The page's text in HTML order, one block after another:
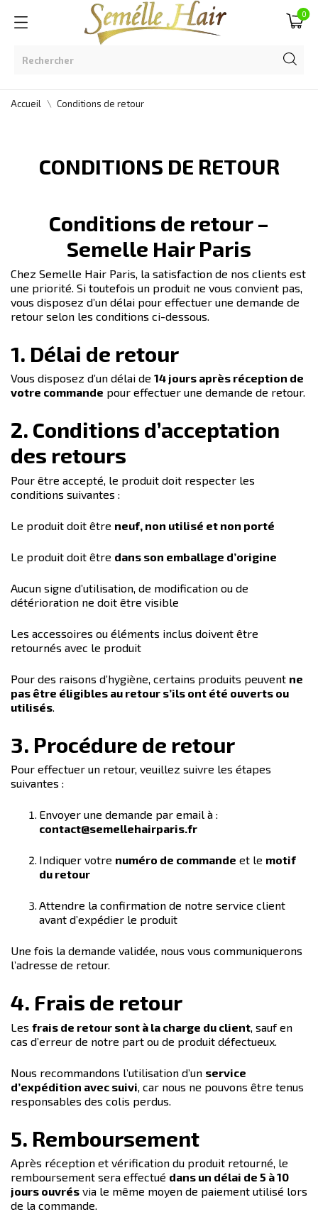
0
Accueil Conditions de retour
CONDITIONS DE RETOUR
Conditions de retour –
Semelle Hair Paris
Chez Semelle Hair Paris, la satisfaction de nos clients est
une priorité. Si toutefois un produit ne vous convient pas,
vous disposez d’un délai pour effectuer une demande de
retour selon les conditions ci-dessous.
1. Délai de retour
Vous disposez d’un délai de 14 jours après réception de
votre commande pour effectuer une demande de retour.
2. Conditions d’acceptation
des retours
Pour être accepté, le produit doit respecter les
conditions suivantes :
Le produit doit être neuf, non utilisé et non porté
Le produit doit être dans son emballage d’origine
Aucun signe d’utilisation, de modification ou de
détérioration ne doit être visible
Les accessoires ou éléments inclus doivent être
retournés avec le produit
Pour des raisons d’hygiène, certains produits peuvent ne
pas être éligibles au retour s’ils ont été ouverts ou
utilisés.
3. Procédure de retour
Pour effectuer un retour, veuillez suivre les étapes
suivantes :
Envoyer une demande par email à :
contact@semellehairparis.fr
Indiquer votre numéro de commande et le motif
du retour
Attendre la confirmation de notre service client
avant d’expédier le produit
Une fois la demande validée, nous vous communiquerons
l’adresse de retour.
4. Frais de retour
Les frais de retour sont à la charge du client, sauf en
cas d’erreur de notre part ou de produit défectueux.
Nous recommandons l’utilisation d’un service
d’expédition avec suivi, car nous ne pouvons être tenus
responsables des colis perdus.
5. Remboursement
Après réception et vérification du produit retourné, le
remboursement sera effectué dans un délai de 5 à 10
jours ouvrés via le même moyen de paiement utilisé lors
de la commande.